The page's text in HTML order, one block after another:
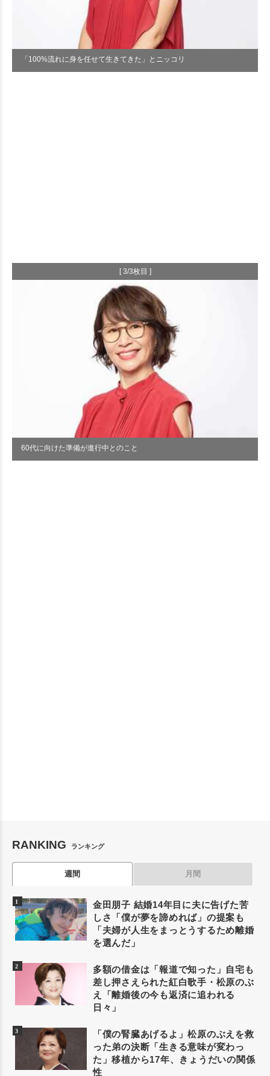
「100%流れに身を任せて生きてきた」とニッコリ
[ 3/3枚目 ]
60代に向けた準備が進行中とのこと
RANKING ランキング
週間 月間
金田朋子 結婚14年目に夫に告げた苦
しさ「僕が夢を諦めれば」の提案も
「夫婦が人生をまっとうするため離婚
を選んだ」
多額の借金は「報道で知った」自宅も
差し押さえられた紅白歌手・松原のぶ
え「離婚後の今も返済に追われる
日々」
「僕の腎臓あげるよ」松原のぶえを救
った弟の決断「生きる意味が変わっ
た」移植から17年、きょうだいの関係
性